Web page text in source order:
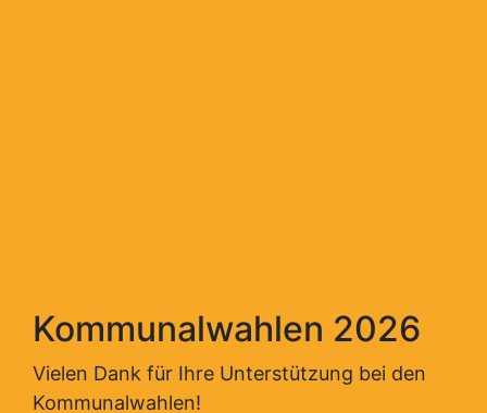
Kommunalwahlen 2026
Vielen Dank für Ihre Unterstützung bei den
Kommunalwahlen!